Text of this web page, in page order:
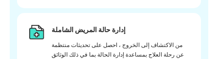
إدارة حالة المريض الشاملة
من الاكتشاف إلى الخروج ، احصل على تحديثات منتظمة
عن رحلة العلاج بمساعدة إدارة الحالة بما في ذلك الوثائق